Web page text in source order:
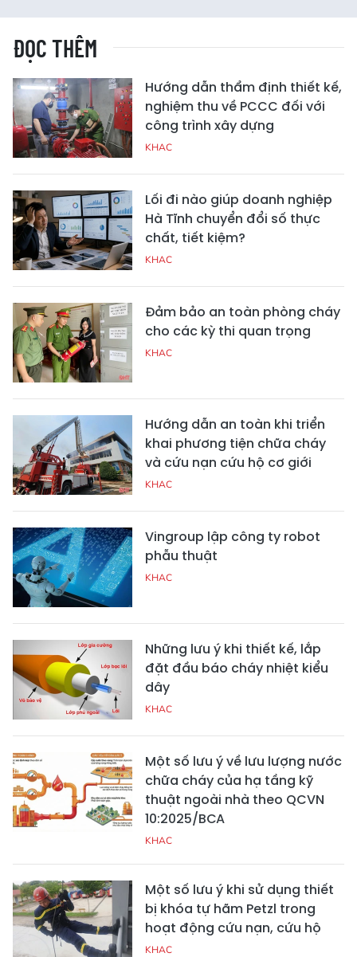
ĐỌC THÊM
Hướng dẫn thẩm định thiết kế,
nghiệm thu về PCCC đối với
công trình xây dựng
KHAC
Lối đi nào giúp doanh nghiệp
Hà Tĩnh chuyển đổi số thực
chất, tiết kiệm?
KHAC
Đảm bảo an toàn phòng cháy
cho các kỳ thi quan trọng
KHAC
Hướng dẫn an toàn khi triển
khai phương tiện chữa cháy
và cứu nạn cứu hộ cơ giới
KHAC
Vingroup lập công ty robot
phẫu thuật
KHAC
Những lưu ý khi thiết kế, lắp
đặt đầu báo cháy nhiệt kiểu
dây
KHAC
Một số lưu ý về lưu lượng nước
chữa cháy của hạ tầng kỹ
thuật ngoài nhà theo QCVN
10:2025/BCA
KHAC
Một số lưu ý khi sử dụng thiết
bị khóa tự hãm Petzl trong
hoạt động cứu nạn, cứu hộ
KHAC